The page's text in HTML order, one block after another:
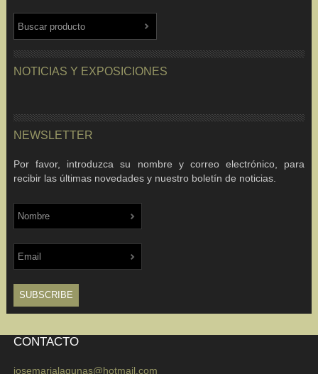
NOTICIAS Y EXPOSICIONES
NEWSLETTER
Por favor, introduzca su nombre y correo electrónico, para
recibir las últimas novedades y nuestro boletín de noticias.
CONTACTO
josemarialagunas@hotmail.com